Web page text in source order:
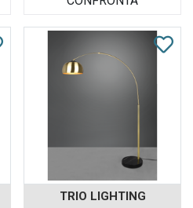
TRIO LIGHTING